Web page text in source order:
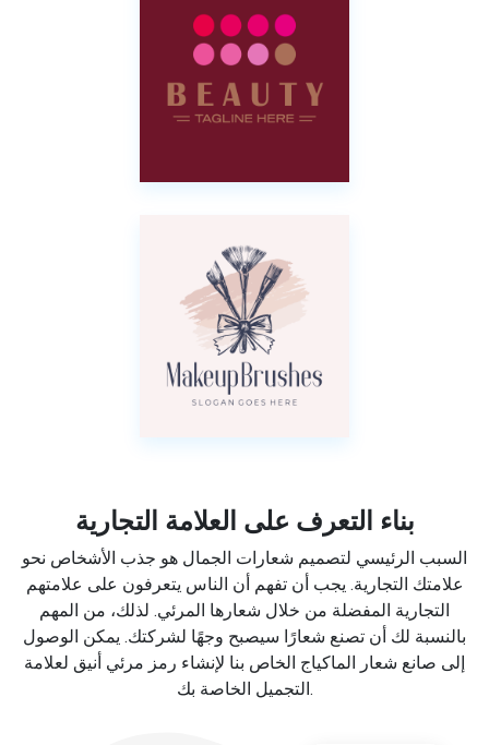
بناء التعرف على العلامة التجارية
السبب الرئيسي لتصميم شعارات الجمال هو جذب الأشخاص نحو
علامتك التجارية. يجب أن تفهم أن الناس يتعرفون على علامتهم
التجارية المفضلة من خلال شعارها المرئي. لذلك، من المهم
بالنسبة لك أن تصنع شعارًا سيصبح وجهًا لشركتك. يمكن الوصول
إلى صانع شعار الماكياج الخاص بنا لإنشاء رمز مرئي أنيق لعلامة
التجميل الخاصة بك.